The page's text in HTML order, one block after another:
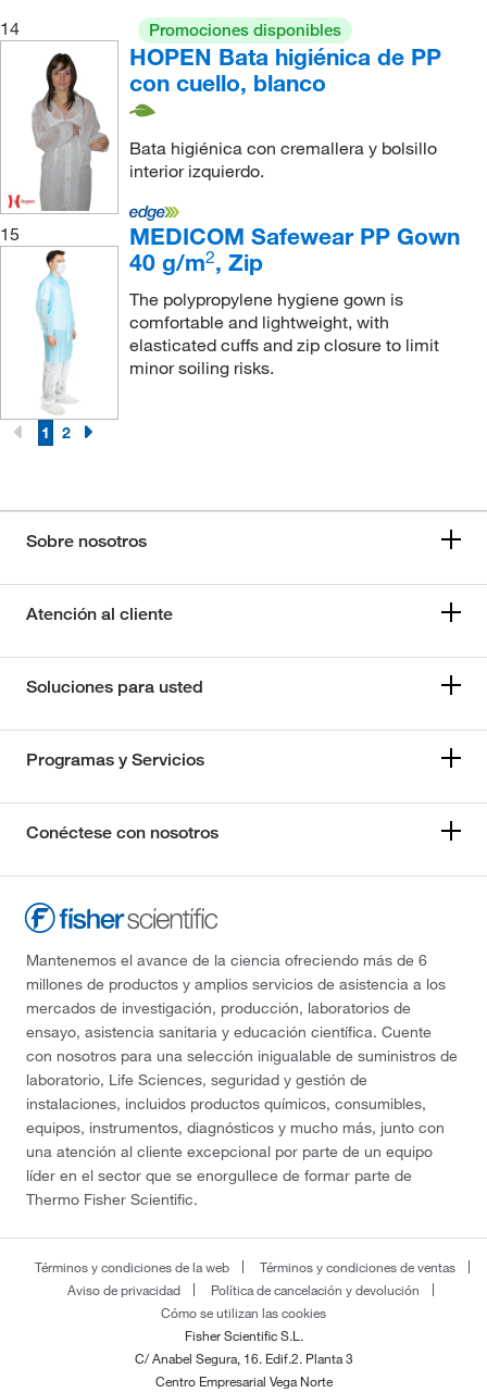
14
Promociones disponibles
HOPEN Bata higiénica de PP
con cuello, blanco
Bata higiénica con cremallera y bolsillo
interior izquierdo.
15
MEDICOM Safewear PP Gown
40 g/m2, Zip
The polypropylene hygiene gown is
comfortable and lightweight, with
elasticated cuffs and zip closure to limit
minor soiling risks.
1 2
Sobre nosotros
Atención al cliente
Soluciones para usted
Programas y Servicios
Conéctese con nosotros
Mantenemos el avance de la ciencia ofreciendo más de 6
millones de productos y amplios servicios de asistencia a los
mercados de investigación, producción, laboratorios de
ensayo, asistencia sanitaria y educación científica. Cuente
con nosotros para una selección inigualable de suministros de
laboratorio, Life Sciences, seguridad y gestión de
instalaciones, incluidos productos químicos, consumibles,
equipos, instrumentos, diagnósticos y mucho más, junto con
una atención al cliente excepcional por parte de un equipo
líder en el sector que se enorgullece de formar parte de
Thermo Fisher Scientific.
Términos y condiciones de la web
Términos y condiciones de ventas
Aviso de privacidad
Política de cancelación y devolución
Cómo se utilizan las cookies
Fisher Scientific S.L.
C/ Anabel Segura, 16. Edif.2. Planta 3
Centro Empresarial Vega Norte